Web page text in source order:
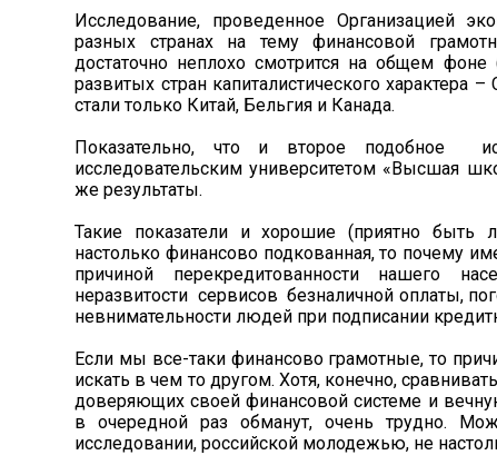
Исследование, проведенное Организацией
разных странах на тему финансовой
достаточно неплохо смотрится на общем
развитых стран капиталистического
стали только Китай, Бельгия и Канада.
Показательно, что и второе подобное
исследовательским университетом «Высшая
же результаты.
Такие показатели и хорошие (приятно
настолько финансово подкованная, то почему
причиной перекредитованности нашего
неразвитости сервисов безналичной оплаты,
невнимательности людей при подписании
Если мы все-таки финансово грамотные, то
искать в чем то другом. Хотя, конечно,
доверяющих своей финансовой системе и
в очередной раз обманут, очень трудно.
исследовании, российской молодежью, не